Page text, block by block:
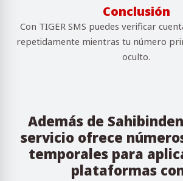
Conclusión
Con TIGER SMS puedes verificar
repetidamente mientras tu número
oculto.
Además de
servicio ofrece
temporales para
plataformas